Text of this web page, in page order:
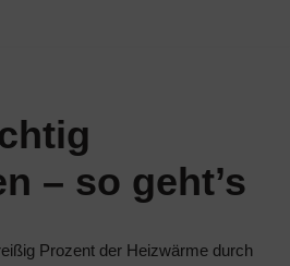
– so geht’s
Prozent der Heizwärme durch